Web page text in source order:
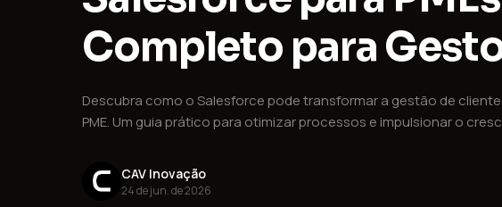
Completo para
Descubra como o Salesforce pode transformar a gestão de
PME. Um guia prático para otimizar processos e impulsionar o
CAV Inovação
24 de jun. de 2026